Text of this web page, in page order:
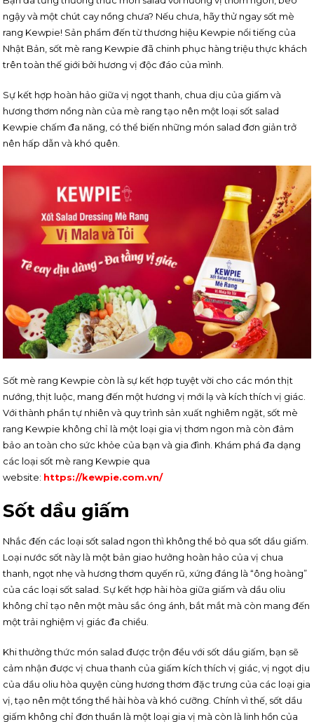
ngậy và một chút cay nồng chưa? Nếu chưa, hãy thử ngay sốt mè
rang Kewpie! Sản phẩm đến từ thương hiệu Kewpie nổi tiếng của
Nhật Bản, sốt mè rang Kewpie đã chinh phục hàng triệu thực khách
trên toàn thế giới bởi hương vị độc đáo của mình.
Sự kết hợp hoàn hảo giữa vị ngọt thanh, chua dịu của giấm và
hương thơm nồng nàn của mè rang tạo nên một loại sốt salad
Kewpie chấm đa năng, có thể biến những món salad đơn giản trở
nên hấp dẫn và khó quên.
Sốt mè rang Kewpie còn là sự kết hợp tuyệt vời cho các món thịt
nướng, thịt luộc, mang đến một hương vị mới lạ và kích thích vị giác.
Với thành phần tự nhiên và quy trình sản xuất nghiêm ngặt, sốt mè
rang Kewpie không chỉ là một loại gia vị thơm ngon mà còn đảm
bảo an toàn cho sức khỏe của bạn và gia đình. Khám phá đa dạng
các loại sốt mè rang Kewpie qua
website: https://kewpie.com.vn/
Sốt dầu giấm
Nhắc đến các loại sốt salad ngon thì không thể bỏ qua sốt dầu giấm.
Loại nước sốt này là một bản giao hưởng hoàn hảo của vị chua
thanh, ngọt nhẹ và hương thơm quyến rũ, xứng đáng là “ông hoàng”
của các loại sốt salad. Sự kết hợp hài hòa giữa giấm và dầu oliu
không chỉ tạo nên một màu sắc óng ánh, bắt mắt mà còn mang đến
một trải nghiệm vị giác đa chiều.
Khi thưởng thức món salad được trộn đều với sốt dầu giấm, bạn sẽ
cảm nhận được vị chua thanh của giấm kích thích vị giác, vị ngọt dịu
của dầu oliu hòa quyện cùng hương thơm đặc trưng của các loại gia
vị, tạo nên một tổng thể hài hòa và khó cưỡng. Chính vì thế, sốt dầu
giấm không chỉ đơn thuần là một loại gia vị mà còn là linh hồn của